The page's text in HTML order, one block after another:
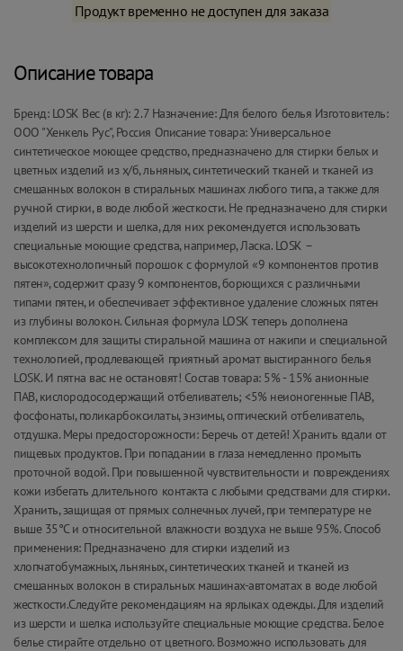
Продукт временно не доступен для заказа
Описание товара
Бренд: LOSK Вес (в кг): 2.7 Назначение: Для белого белья Изготовитель:
ООО "Хенкель Рус", Россия Описание товара: Универсальное
синтетическое моющее средство, предназначено для стирки белых и
цветных изделий из х/б, льняных, синтетический тканей и тканей из
смешанных волокон в стиральных машинах любого типа, а также для
ручной стирки, в воде любой жесткости. Не предназначено для стирки
изделий из шерсти и шелка, для них рекомендуется использовать
специальные моющие средства, например, Ласка. LOSK –
высокотехнологичный порошок с формулой «9 компонентов против
пятен», содержит сразу 9 компонентов, борющихся с различными
типами пятен, и обеспечивает эффективное удаление сложных пятен
из глубины волокон. Сильная формула LOSK теперь дополнена
комплексом для защиты стиральной машина от накипи и специальной
технологией, продлевающей приятный аромат выстиранного белья
LOSK. И пятна вас не остановят! Состав товара: 5% - 15% анионные
ПАВ, кислородосодержащий отбеливатель; <5% неионогенные ПАВ,
фосфонаты, поликарбоксилаты, энзимы, оптический отбеливатель,
отдушка. Меры предосторожности: Беречь от детей! Хранить вдали от
пищевых продуктов. При попадании в глаза немедленно промыть
проточной водой. При повышенной чувствительности и повреждениях
кожи избегать длительного контакта с любыми средствами для стирки.
Хранить, защищая от прямых солнечных лучей, при температуре не
выше 35°С и относительной влажности воздуха не выше 95%. Способ
применения: Предназначено для стирки изделий из
хлопчатобумажных, льняных, синтетических тканей и тканей из
смешанных волокон в стиральных машинах-автоматах в воде любой
жесткости.Следуйте рекомендациям на ярлыках одежды. Для изделий
из шерсти и шелка используйте специальные моющие средства. Белое
белье стирайте отдельно от цветного. Возможно использовать для